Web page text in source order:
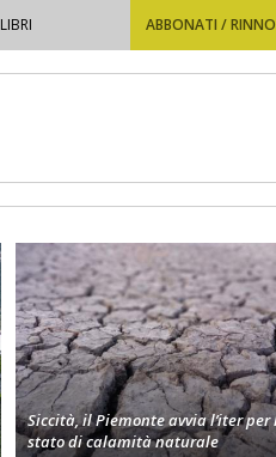
LIBRI ABBONATI /
Siccità, il Piemonte avvia l’iter per
stato di calamità naturale